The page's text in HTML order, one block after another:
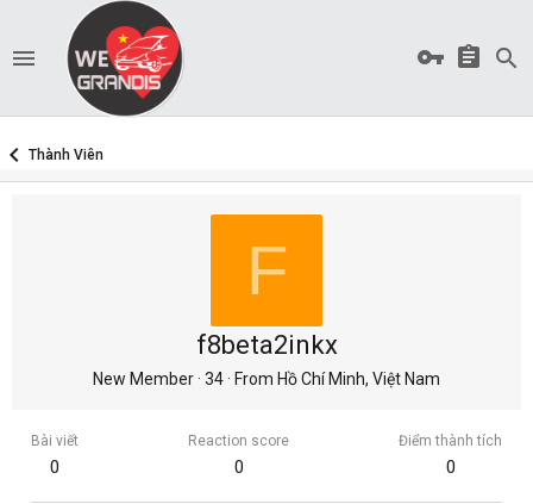
Thành Viên
F
f8beta2inkx
New Member· 34· From Hồ Chí Minh, Việt Nam
Bài viết
0
Reaction score
0
Điểm thành tích
0